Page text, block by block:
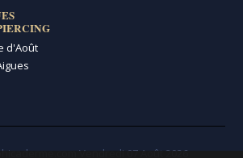
d'Août
Vendredi 07 Août 2026